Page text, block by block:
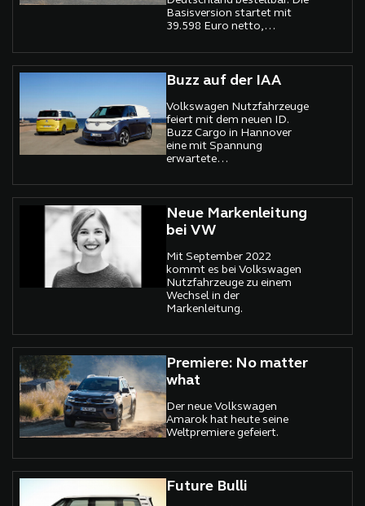
Basisversion startet mit
39.598 Euro netto,
und 405 Newtonmetern
Drehmoment starkem TDI,
Sechsgang-Handschaltung
4MOTION-Allradantrieb,
stellt diese Variante den
Einstieg in das Pick-up-
Segment bei Volkswagen
Nutzfahrzeuge dar.
Buzz auf der IAA
Volkswagen Nutzfahrzeuge
feiert mit dem neuen ID.
Buzz Cargo in Hannover
eine mit Spannung
erwartete
Neue Markenleitung
bei VW
Mit September 2022
kommt es bei Volkswagen
Nutzfahrzeuge zu einem
Wechsel in der
Markenleitung.
Premiere: No matter
what
Der neue Volkswagen
Amarok hat heute seine
Weltpremiere gefeiert.
Future Bulli